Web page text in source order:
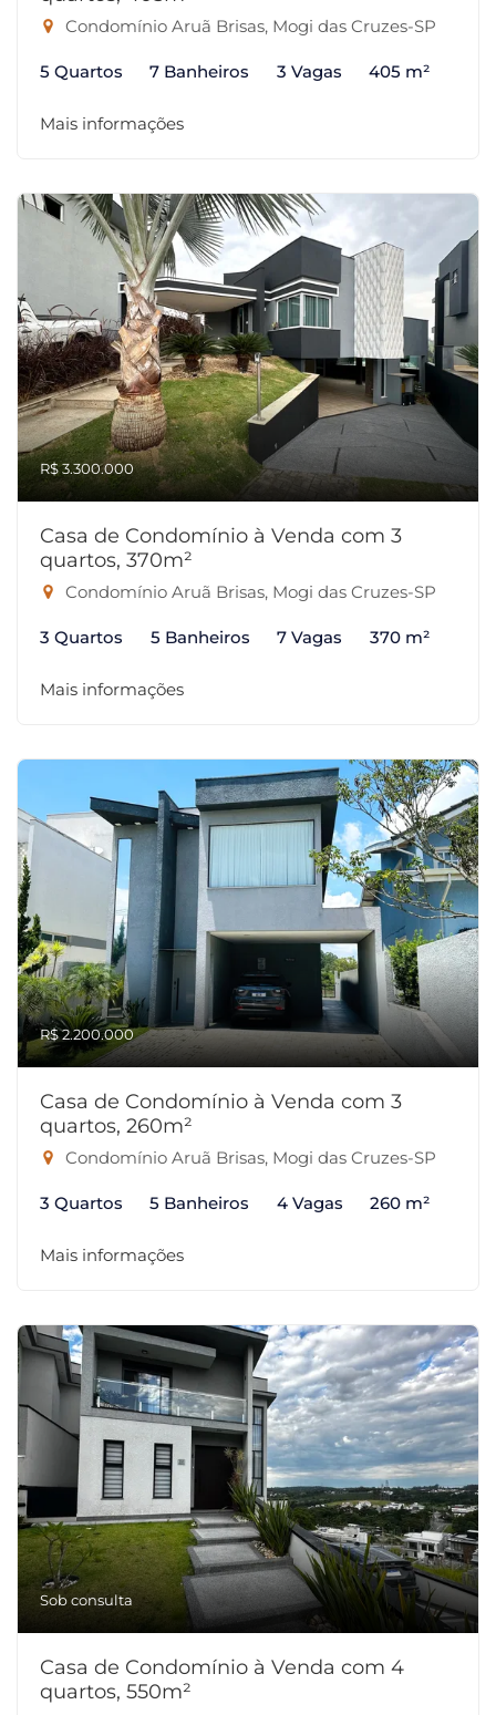
Condomínio Aruã Brisas, Mogi das Cruzes-SP
5 Quartos 7 Banheiros 3 Vagas 405 m²
Mais informações
R$ 3.300.000
Casa de Condomínio à Venda com 3
quartos, 370m²
Condomínio Aruã Brisas, Mogi das Cruzes-SP
3 Quartos 5 Banheiros 7 Vagas 370 m²
Mais informações
R$ 2.200.000
Casa de Condomínio à Venda com 3
quartos, 260m²
Condomínio Aruã Brisas, Mogi das Cruzes-SP
3 Quartos 5 Banheiros 4 Vagas 260 m²
Mais informações
Sob consulta
Casa de Condomínio à Venda com 4
quartos, 550m²